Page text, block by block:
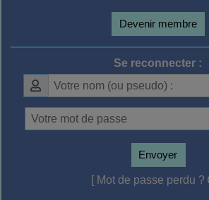
Devenir membre
Se reconnecter :
Envoyer
[ Mot de passe perdu ?